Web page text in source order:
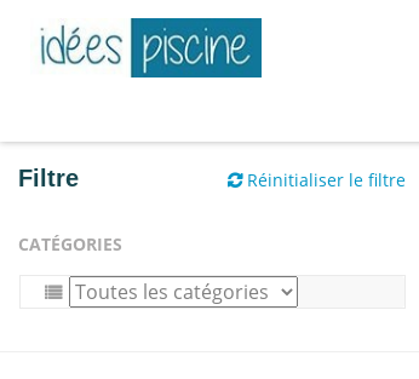
Filtre Réinitialiser le filtre
CATÉGORIES